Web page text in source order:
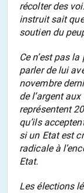
récolter des
instruit sait
soutien du
Ce n’est pas
parler de lui
novembre
de l’argent
représentent
qu’ils
si un Etat est
radicale à
Etat.
Les élections